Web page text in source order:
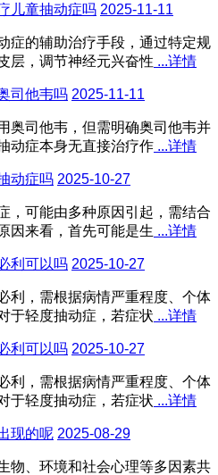
儿童抽动症吗 2025-11-11
症的辅助治疗手段，通过特定规
层，调节神经元兴奋性 ...详情
司他韦吗 2025-11-11
奥司他韦，但需明确奥司他韦并
动症本身无直接治疗作 ...详情
动症吗 2025-10-27
，可能由多种原因引起，需结合
因来看，首先可能是生 ...详情
利可以吗 2025-10-27
利，需根据病情严重程度、个体
于轻度抽动症，若症状 ...详情
利可以吗 2025-10-27
利，需根据病情严重程度、个体
于轻度抽动症，若症状 ...详情
现的呢 2025-08-29
物、环境和社会心理等多因素共